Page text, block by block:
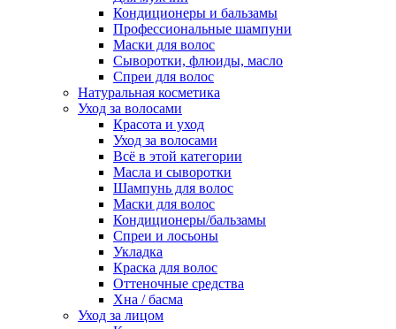
Кондиционеры и бальзамы
Профессиональные шампуни
Маски для волос
Сыворотки, флюиды, масло
Спреи для волос
Натуральная косметика
Уход за волосами
Красота и уход
Уход за волосами
Всё в этой категории
Масла и сыворотки
Шампунь для волос
Маски для волос
Кондиционеры/бальзамы
Спреи и лосьоны
Укладка
Краска для волос
Оттеночные средства
Хна / басма
Уход за лицом